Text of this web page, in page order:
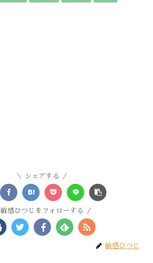
シェアする
敏感ひつじをフォローする
敏感ひつじ